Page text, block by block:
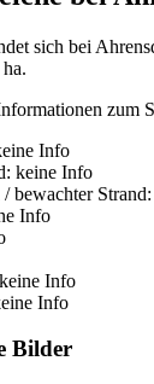
sich bei
zum
Info
keine Info
bewachter
Info
Info
Info
Bilder